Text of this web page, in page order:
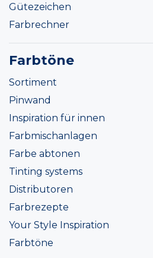
Gütezeichen
Farbrechner
Farbtöne
Sortiment
Pinwand
Inspiration für innen
Farbmischanlagen
Farbe abtonen
Tinting systems
Distributoren
Farbrezepte
Your Style Inspiration
Farbtöne